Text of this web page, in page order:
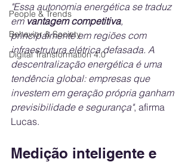
People & Trends
Behavior & Society
Digital Transformation 4.0
"Essa autonomia energética se traduz
em vantagem competitiva,
principalmente em regiões com
infraestrutura elétrica defasada. A
descentralização energética é uma
tendência global: empresas que
investem em geração própria ganham
previsibilidade e segurança", afirma
Lucas.
Medição inteligente e